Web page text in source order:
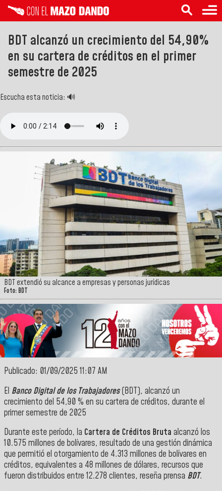
BDT alcanzó un crecimiento del 54,90%
en su cartera de créditos en el primer
semestre de 2025
Escucha esta noticia: 🔊
BDT extendió su alcance a empresas y personas jurídicas
Foto: BDT
Publicado: 01/09/2025 11:07 AM
El Banco Digital de los Trabajadores(BDT), alcanzó un
crecimiento del 54,90 % en su cartera de créditos, durante el
primer semestre de 2025
Durante este período, la Cartera de Créditos Bruta alcanzó los
10.575 millones de bolívares, resultado de una gestión dinámica
que permitió el otorgamiento de 4.313 millones de bolívares en
créditos, equivalentes a 48 millones de dólares, recursos que
fueron distribuidos entre 12.278 clientes, reseña prensa BDT.